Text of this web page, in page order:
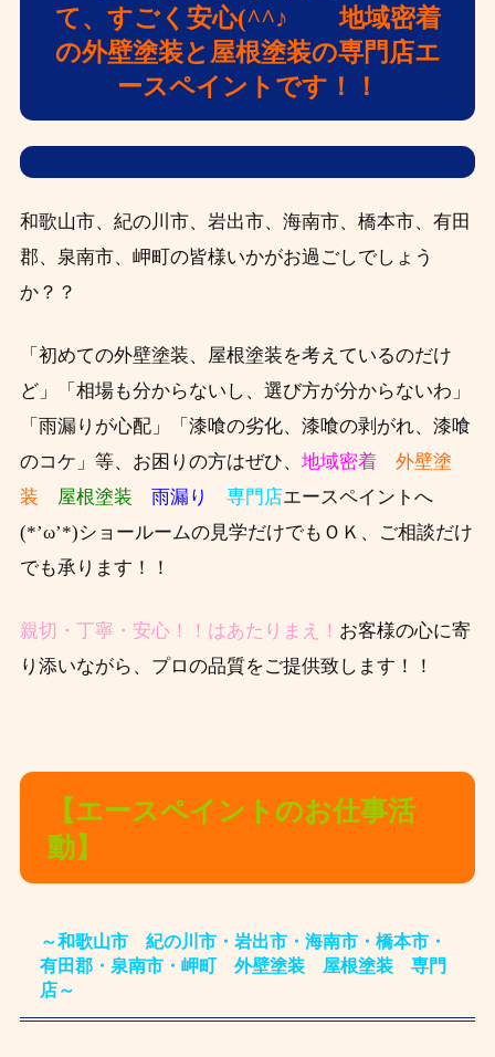
て、すごく安心(^^♪ 地域密着
の外壁塗装と屋根塗装の専門店エ
ースペイントです！！
和歌山市、紀の川市、岩出市、海南市、橋本市、有田
郡、泉南市、岬町の皆様いかがお過ごしでしょう
か？？
「初めての外壁塗装、屋根塗装を考えているのだけ
ど」「相場も分からないし、選び方が分からないわ」
「雨漏りが心配」「漆喰の劣化、漆喰の剥がれ、漆喰
のコケ」等、お困りの方はぜひ、 地域密着
外壁塗
装
屋根塗装 雨漏り 専門店エースペイントへ
(*’ω’*)ショールームの見学だけでもＯＫ、ご相談だけ
でも承ります！！
親切・丁寧・安心！！はあたりまえ！ お客様の心に寄
り添いながら、プロの品質をご提供致します！！
【エースペイントのお仕事活
動】
～和歌山市 紀の川市・岩出市・海南市・橋本市・
有田郡・泉南市・岬町 外壁塗装 屋根塗装 専門
店～